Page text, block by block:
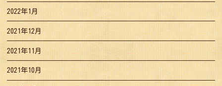
2022年1月
2021年12月
2021年11月
2021年10月